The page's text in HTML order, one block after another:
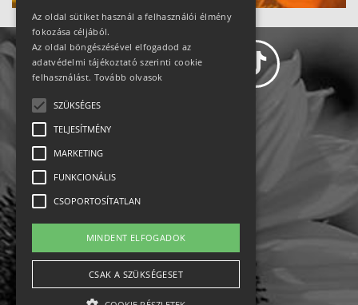
Impresszum-kapcsolat
Jogi nyilatkozat
Rólunk
Az oldal sütiket használ a felhasználói élmény
fokozása céljából.
Az oldal böngészésével elfogadod az
adatvédelmi tájékoztató szerinti cookie
felhasználást. Tovább olvasok
SZÜKSÉGES
TELJESÍTMÉNY
MARKETING
FUNKCIONÁLIS
CSOPORTOSÍTATLAN
MINDENT ELFOGADOK
CSAK A SZÜKSÉGESET